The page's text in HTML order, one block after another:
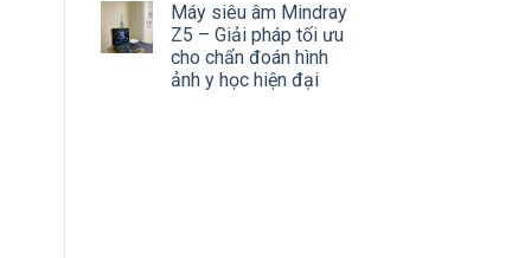
Máy siêu âm Mindray
Z5 – Giải pháp tối ưu
cho chẩn đoán hình
ảnh y học hiện đại